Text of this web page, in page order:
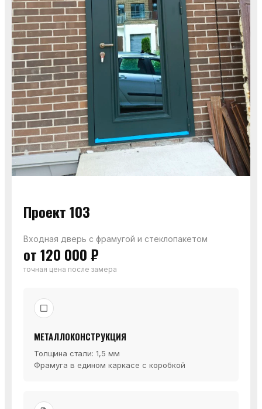
Проект 103
Входная дверь с фрамугой и стеклопакетом
от 120 000 ₽
точная цена после замера
МЕТАЛЛОКОНСТРУКЦИЯ
Толщина стали: 1,5 мм
Фрамуга в едином каркасе с коробкой